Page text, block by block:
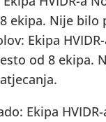
ekipa. Nije bilo
Ekipa
od 8 ekipa.
Ekipa